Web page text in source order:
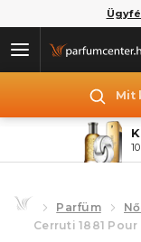
Mit
Parfüm
Cerruti 1881